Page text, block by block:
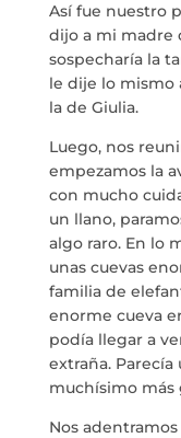
Así fue nuestro
dijo a mi madre
sospecharía la
le dije lo mismo
la de Giulia.
Luego, nos
empezamos la
con mucho
un llano,
algo raro. En lo
unas cuevas
familia de
enorme cueva
podía llegar a
extraña.
muchísimo más
Nos